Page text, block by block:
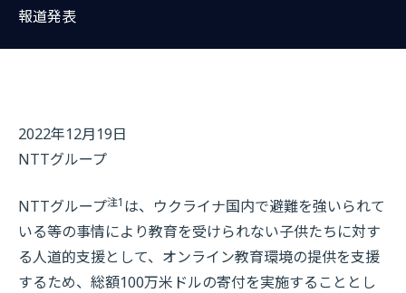
報道発表
2022年12月19日
NTTグループ
NTTグループ注1 は、ウクライナ国内で避難を強いられて
いる等の事情により教育を受けられない子供たちに対す
る人道的支援として、オンライン教育環境の提供を支援
するため、総額100万米ドルの寄付を実施することとし